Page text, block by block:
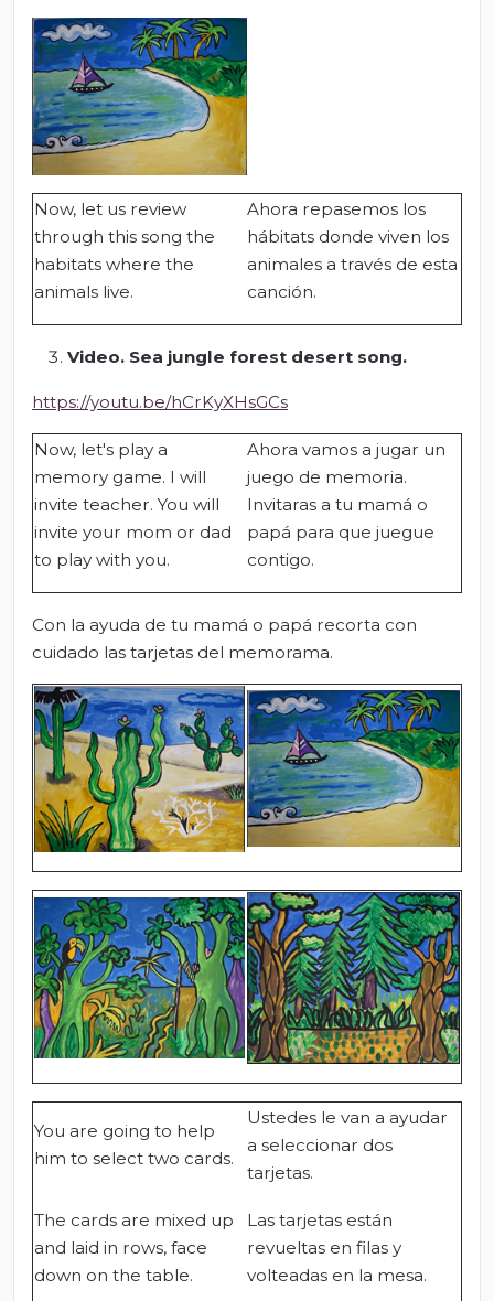
Now, let us review
through this song the
habitats where the
animals live.
Ahora repasemos los
hábitats donde viven los
animales a través de esta
canción.
Video. Sea jungle forest desert song.
https://youtu.be/hCrKyXHsGCs
Now, let's play a
memory game. I will
invite teacher. You will
invite your mom or dad
to play with you.
Ahora vamos a jugar un
juego de memoria.
Invitaras a tu mamá o
papá para que juegue
contigo.
Con la ayuda de tu mamá o papá recorta con
cuidado las tarjetas del memorama.
You are going to help
him to select two cards.
Ustedes le van a ayudar
a seleccionar dos
tarjetas.
The cards are mixed up
and laid in rows, face
down on the table.
Las tarjetas están
revueltas en filas y
volteadas en la mesa.